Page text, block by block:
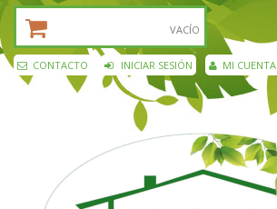
VACÍO
CONTACTO INICIAR SESIÓN MI CUENTA